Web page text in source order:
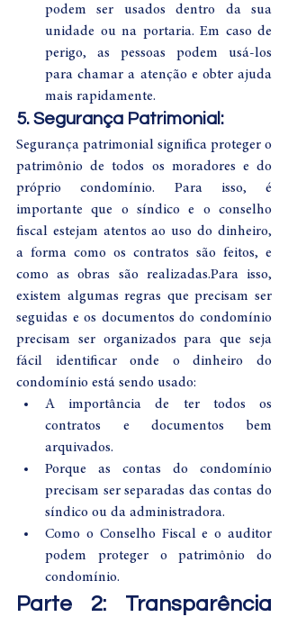
podem ser usados dentro da sua
unidade ou na portaria. Em caso de
perigo, as pessoas podem usá-los
para chamar a atenção e obter ajuda
mais rapidamente.
5. Segurança Patrimonial:
Segurança patrimonial significa proteger o
patrimônio de todos os moradores e do
próprio condomínio. Para isso, é
importante que o síndico e o conselho
fiscal estejam atentos ao uso do dinheiro,
a forma como os contratos são feitos, e
como as obras são realizadas.Para isso,
existem algumas regras que precisam ser
seguidas e os documentos do condomínio
precisam ser organizados para que seja
fácil identificar onde o dinheiro do
condomínio está sendo usado:
A importância de ter todos os
contratos e documentos bem
arquivados.
Porque as contas do condomínio
precisam ser separadas das contas do
síndico ou da administradora.
Como o Conselho Fiscal e o auditor
podem proteger o patrimônio do
condomínio.
Parte 2: Transparência